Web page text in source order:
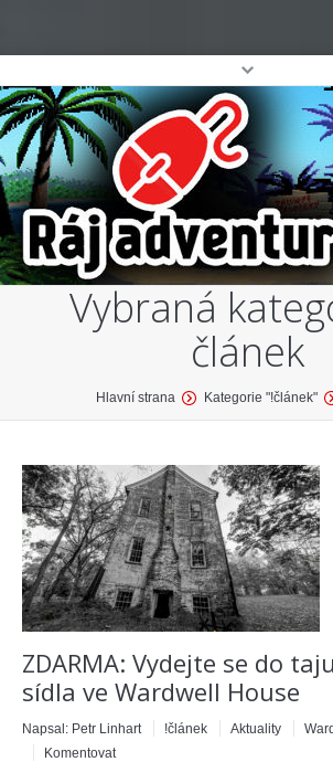
Registrace
Přihlášení
Profil
Home
O projektu
Katalog her
Vybraná
článek
You are here:Hlavní strana Kategorie "!článek"
ZDARMA: Vydejte se do
sídla ve Wardwell House
Napsal: Petr Linhart !článek Aktuality
Komentovat